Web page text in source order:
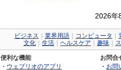
2026年
ビジネス 業界用語 コンピュータ
文化
生活 ヘルスケア 趣味
便利な機能
・ ウェブリオのアプリ
お問合
・ お問